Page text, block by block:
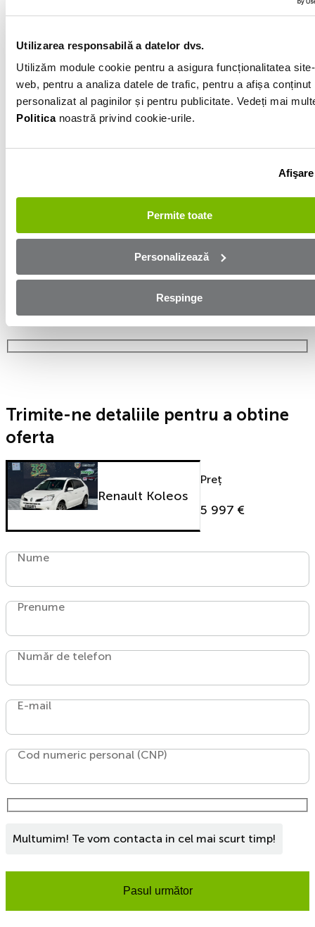
Utilizarea responsabilă a datelor dvs.
Utilizăm module cookie pentru a asigura funcționalitatea
web, pentru a analiza datele de trafic, pentru a afișa conținut
personalizat al paginilor și pentru publicitate. Vedeți mai
Politicanoastră privind cookie-urile.
Afişare
Permite toate
Personalizează
Respinge
Informatiile vanzatorului
Aplică online și bucură-te de
aprobare rapidă!
formularul de mai jos și te contactăm in cel mai scurt
timp!
Trimite-ne detaliile pentru a obtine
oferta
Renault Koleos
Preț
5 997 €
Nume
Prenume
Număr de telefon
E-mail
Cod numeric personal (CNP)
Multumim! Te vom contacta in cel mai scurt timp!
Pasul următor